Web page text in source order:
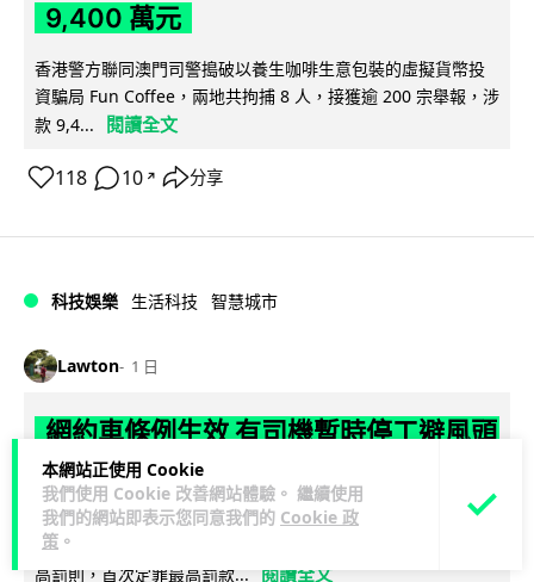
本網站正使用 Cookie
我們使用 Cookie 改善網站體驗。 繼續使用
我們的網站即表示您同意我們的 Cookie 政
策 。
9,400 萬元
香港警方聯同澳門司警搗破以養生咖啡生意包裝的虛擬貨幣投
資騙局 Fun Coffee，兩地共拘捕 8 人，接獲逾 200 宗舉報，涉
款 9,4...
閱讀全文
118 10 ↗ 分享
科技娛樂 生活科技 智慧城市
Lawton 1 日
網約車條例生效 有司機暫時停工避風頭
的士業界籲白牌 "改邪歸正"
規管網約車法例大部分條文已於 8 月 3 日生效，的士業界就期
望白牌車司機，能夠「改邪歸正」回流駕駛的士。新例大幅提
高罰則，首次定罪最高罰款... 閱讀全文